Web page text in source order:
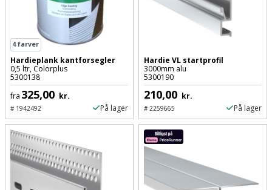
Stiksav
Stiksavsklinge
Støvblæser
Støvsugertilbehør
Svejseværk
og
svejsemaskine
4farver
Hardieplank kantforsegler
0,5 ltr, Colorplus
5300138
fra 325,00 kr.
#1942492 På lager
Hardie VL startprofil
3000mm alu
5300190
210,00 kr.
#2259665 På lager